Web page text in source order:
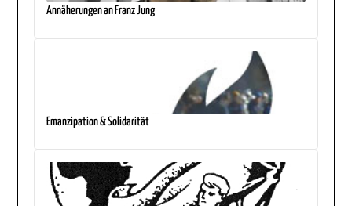
Annäherungen an Franz Jung
Emanzipation & Solidarität